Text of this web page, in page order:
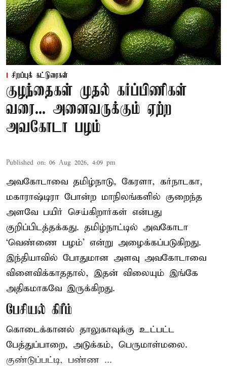
சிறப்புக் கட்டுரைகள்
குழந்தைகள் முதல் கர்ப்பிணிகள்
வரை... அனைவருக்கும் ஏற்ற
அவகோடா பழம்
Published on: 06 Aug 2026, 4:09 pm
அவகோடாவை தமிழ்நாடு, கேரளா, கர்நாடகா,
மகாராஷ்டிரா போன்ற மாநிலங்களில் குறைந்த
அளவே பயிர் செய்கிறார்கள் என்பது
குறிப்பிடத்தக்கது. தமிழ்நாட்டில் அவகோடா
‘வெண்ணை பழம்’ என்று அழைக்கப்படுகிறது.
இந்தியாவில் போதுமான அளவு அவகோடாவை
விளைவிக்காததால், இதன் விலையும் இங்கே
அதிகமாகவே இருக்கிறது.
பேசியல் கிரீம்
கொடைக்கானல் தாலுகாவுக்கு உட்பட்ட
பேத்துப்பாறை, அடுக்கம், பெருமாள்மலை.
குண்டுப்பட்டி, பண்ண ...